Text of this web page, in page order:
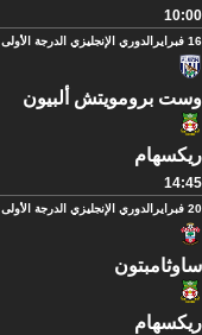
10:00
16 فبراير الدوري الإنجليزي الدرجة الأولى
وست برومويتش ألبيون
ريكسهام
14:45
20 فبراير الدوري الإنجليزي الدرجة الأولى
ساوثامبتون
ريكسهام